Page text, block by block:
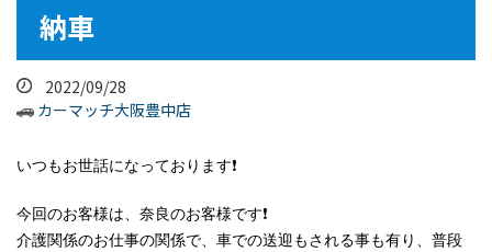
納車
2022/09/28
カーマッチ大阪豊中店
いつもお世話になっております❗️
今回のお客様は、奈良のお客様です❗️
介護関係のお仕事の関係で、車での送迎もされる事も有り、普段